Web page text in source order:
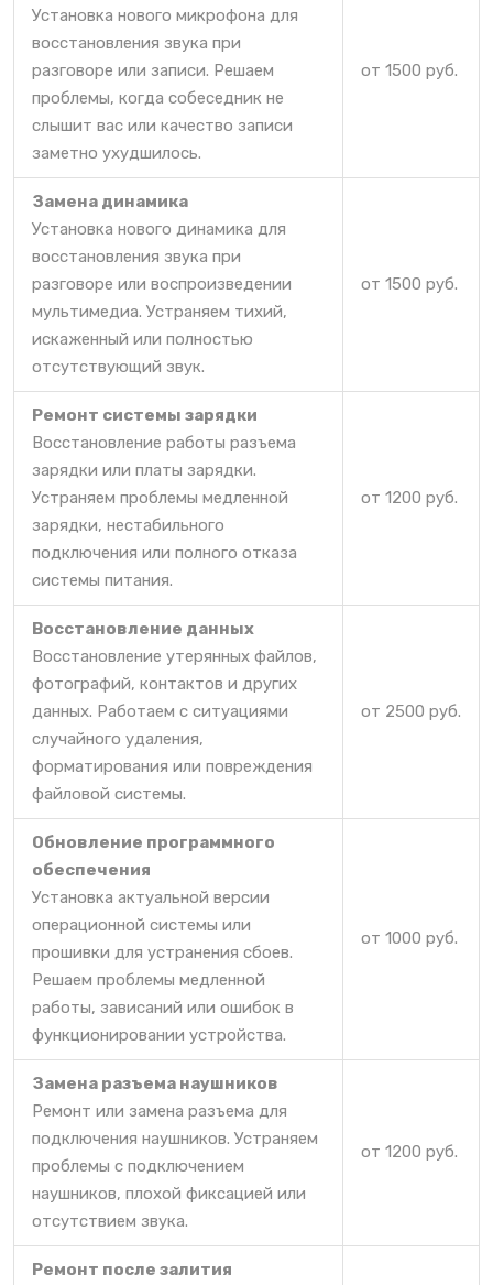
Установка нового микрофона для
восстановления звука при
разговоре или записи. Решаем
проблемы, когда собеседник не
слышит вас или качество записи
заметно ухудшилось.
от 1500 руб.
Замена динамика
Установка нового динамика для
восстановления звука при
разговоре или воспроизведении
мультимедиа. Устраняем тихий,
искаженный или полностью
отсутствующий звук.
от 1500 руб.
Ремонт системы зарядки
Восстановление работы разъема
зарядки или платы зарядки.
Устраняем проблемы медленной
зарядки, нестабильного
подключения или полного отказа
системы питания.
от 1200 руб.
Восстановление данных
Восстановление утерянных файлов,
фотографий, контактов и других
данных. Работаем с ситуациями
случайного удаления,
форматирования или повреждения
файловой системы.
от 2500 руб.
Обновление программного
обеспечения
Установка актуальной версии
операционной системы или
прошивки для устранения сбоев.
Решаем проблемы медленной
работы, зависаний или ошибок в
функционировании устройства.
от 1000 руб.
Замена разъема наушников
Ремонт или замена разъема для
подключения наушников. Устраняем
проблемы с подключением
наушников, плохой фиксацией или
отсутствием звука.
от 1200 руб.
Ремонт после залития